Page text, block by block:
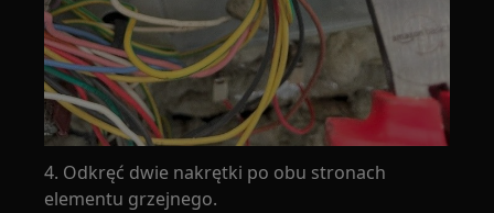
4. Odkręć dwie nakrętki po obu stronach
elementu grzejnego.